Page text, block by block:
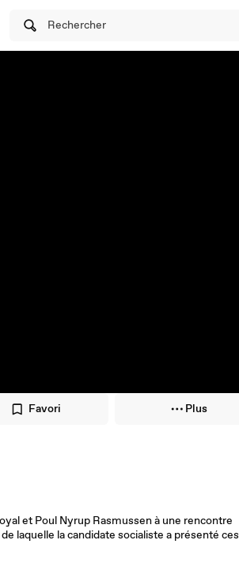
Rechercher
Favori Plus
et Poul Nyrup Rasmussen à une rencontre
laquelle la candidate socialiste a présenté ces